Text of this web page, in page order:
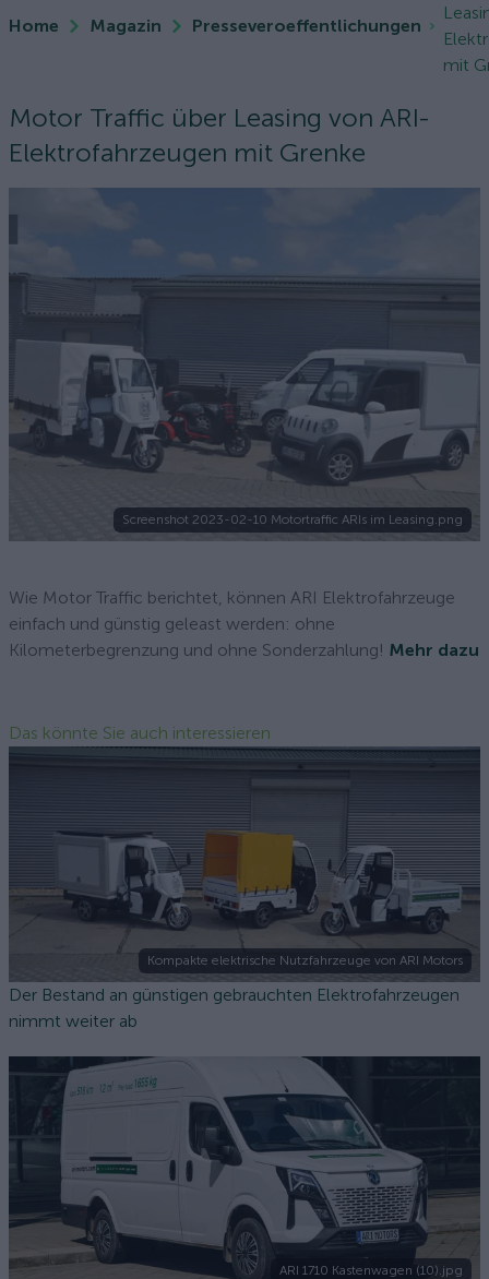
Home Magazin Presseveroeffentlichungen
mit
Motor Traffic über Leasing von ARI-
Elektrofahrzeugen mit Grenke
Screenshot 2023-02-10 Motortraffic ARIs im Leasing.png
Wie Motor Traffic berichtet, können ARI Elektrofahrzeuge
einfach und günstig geleast werden: ohne
Kilometerbegrenzung und ohne Sonderzahlung! Mehr dazu
Das könnte Sie auch interessieren
Kompakte elektrische Nutzfahrzeuge von ARI Motors
Der Bestand an günstigen gebrauchten Elektrofahrzeugen
nimmt weiter ab
ARI 1710 Kastenwagen (10).jpg